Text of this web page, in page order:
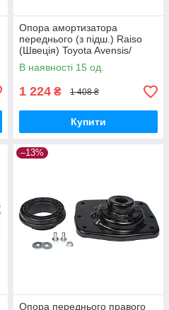
Опора амортизатора
переднього (з підш.) Raiso
(Швеція) Toyota Avensis/
Тойота Авенсіс 08- #RC01011
UADVSKB17
В наявності 15 од.
1 224 ₴ 1 408 ₴
Купити
–13%
Опора переднього правого